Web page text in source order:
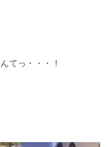
てっ・・・！